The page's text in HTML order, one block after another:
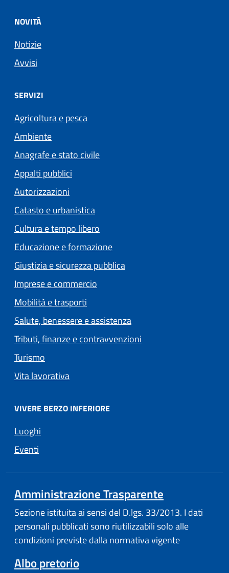
NOVITÀ
Notizie
Avvisi
SERVIZI
Agricoltura e pesca
Ambiente
Anagrafe e stato civile
Appalti pubblici
Autorizzazioni
Catasto e urbanistica
Cultura e tempo libero
Educazione e formazione
Giustizia e sicurezza pubblica
Imprese e commercio
Mobilità e trasporti
Salute, benessere e assistenza
Tributi, finanze e contravvenzioni
Turismo
Vita lavorativa
VIVERE BERZO INFERIORE
Luoghi
Eventi
Amministrazione Trasparente
Sezione istituita ai sensi del D.lgs. 33/2013. I dati
personali pubblicati sono riutilizzabili solo alle
condizioni previste dalla normativa vigente
Albo pretorio